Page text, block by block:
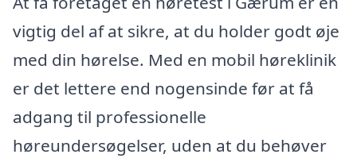
vigtig del af at sikre, at du holder godt øje
med din hørelse. Med en mobil høreklinik
er det lettere end nogensinde før at få
adgang til professionelle
høreundersøgelser, uden at du behøver